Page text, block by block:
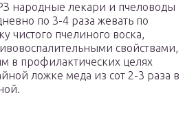
народные лекари и пчеловоды
по 3-4 раза жевать по
чистого пчелиного воска,
свойствами,
в профилактических целях
ложке меда из сот 2-3 раза в